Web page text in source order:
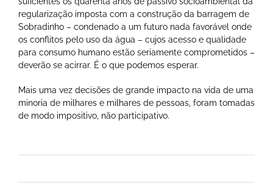
regularização imposta com a construção da barragem de
Sobradinho – condenado a um futuro nada favorável onde
os conflitos pelo uso da água – cujos acesso e qualidade
para consumo humano estão seriamente comprometidos –
deverão se acirrar. É o que podemos esperar.
Mais uma vez decisões de grande impacto na vida de uma
minoria de milhares e milhares de pessoas, foram tomadas
de modo impositivo, não participativo.